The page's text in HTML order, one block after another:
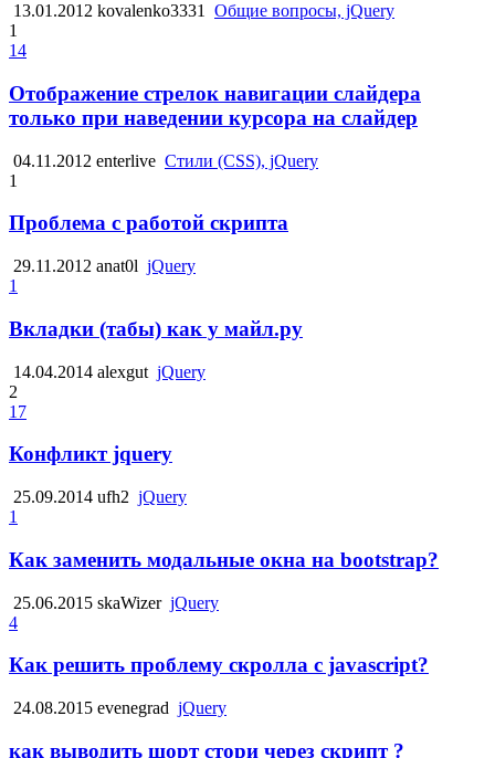
13.01.2012 kovalenko3331
Общие вопросы, jQuery
1
14
Отображение стрелок навигации слайдера
только при наведении курсора на слайдер
04.11.2012 enterlive Стили (CSS), jQuery
1
Проблема с работой скрипта
29.11.2012 anat0l jQuery
1
Вкладки (табы) как у майл.ру
14.04.2014 alexgut jQuery
2
17
Конфликт jquery
25.09.2014 ufh2 jQuery
1
Как заменить модальные окна на bootstrap?
25.06.2015 skaWizer jQuery
4
Как решить проблему скролла с javascript?
24.08.2015 evenegrad jQuery
как выводить шорт стори через скрипт ?